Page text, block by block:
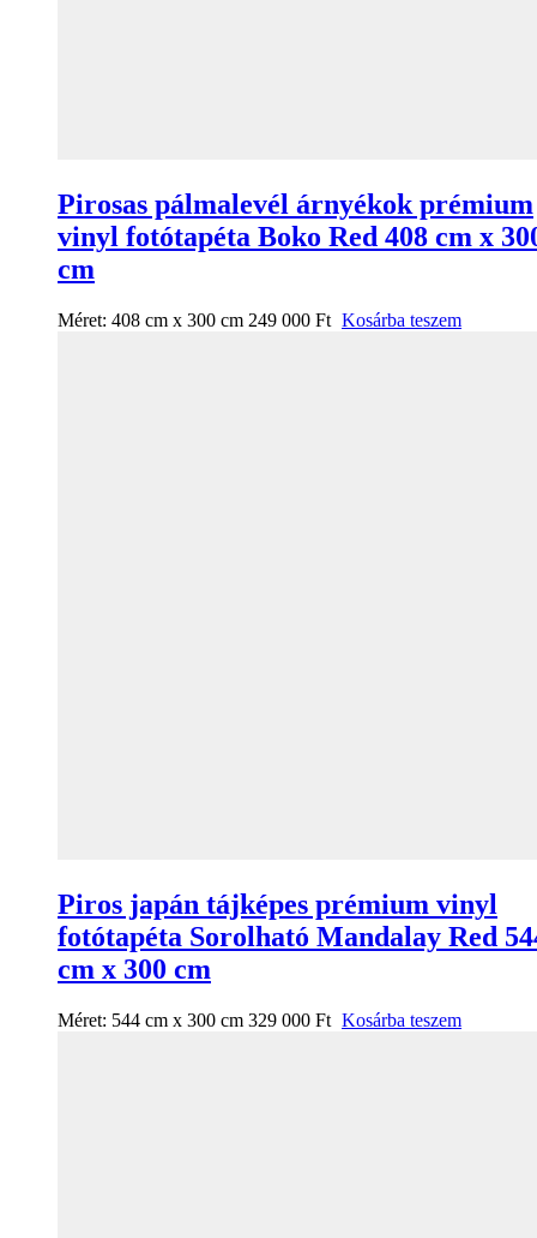
Pirosas pálmalevél árnyékok prémium
vinyl fotótapéta Boko Red 408 cm x
cm
Méret: 408 cm x 300 cm 249 000 Ft Kosárba teszem
Piros japán tájképes prémium vinyl
fotótapéta Sorolható Mandalay Red
cm x 300 cm
Méret: 544 cm x 300 cm 329 000 Ft Kosárba teszem